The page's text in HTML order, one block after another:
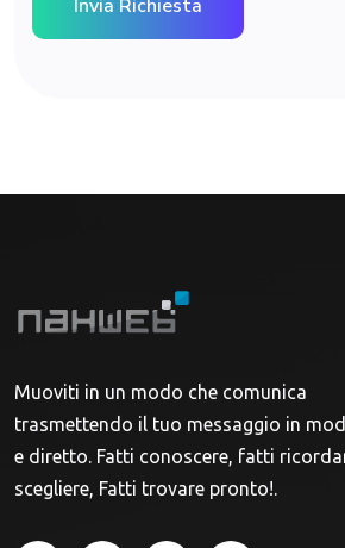
Muoviti in un modo che comunica
trasmettendo il tuo messaggio in
e diretto. Fatti conoscere, fatti
scegliere, Fatti trovare pronto!.